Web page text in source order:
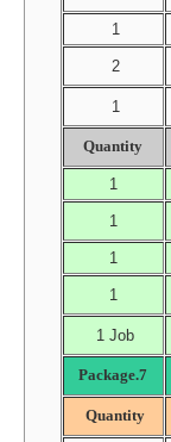
1
2
1
Quantity
1
1
1
1
1 Job
Package.7
Quantity